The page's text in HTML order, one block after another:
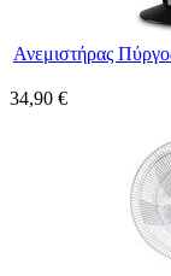
Ανεμιστήρας
34,90 €